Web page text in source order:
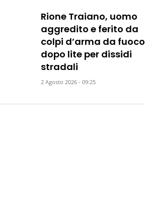
Rione Traiano, uomo
aggredito e ferito da
colpi d’arma da fuoco
dopo lite per dissidi
stradali
2 Agosto 2026 - 09:25